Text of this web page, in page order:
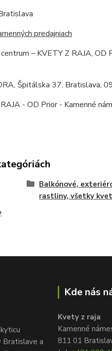
predajniach
– KVETY Z RAJA, OD
Špitálska 37, Bratislava,
- OD Prior - Kamenné
Balkónové,
rastliny, všetky
Bratislave a
Kde nás
Kvety z raja
Kamenné
811 01